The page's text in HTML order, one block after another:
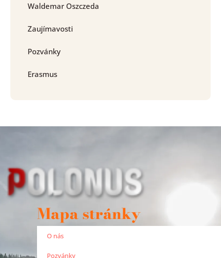
Waldemar Oszczeda
Zaujímavosti
Pozvánky
Erasmus
Mapa stránky
O nás
Pozvánky